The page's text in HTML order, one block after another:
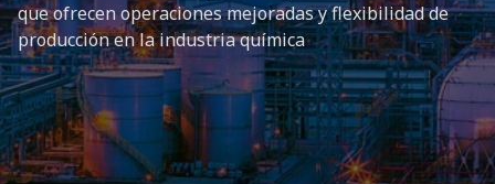
que ofrecen operaciones mejoradas y flexibilidad de
producción en la industria química